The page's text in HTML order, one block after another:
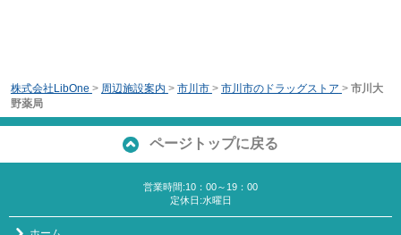
株式会社LibOne > 周辺施設案内 > 市川市 > 市川市のドラッグストア > 市川大
野薬局
ページトップに戻る
営業時間:10：00～19：00
定休日:水曜日